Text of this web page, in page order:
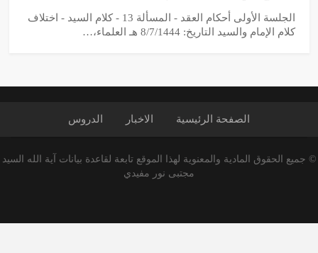
الجلسة الأولى أحكام العقد - المسألة 13 - كلام السيد - اختلاف
كلام الإمام والسيد التاريخ: 8/7/1444 هـ العلماء،…
الصفحة الرئیسیة الاخبار الدروس
© جميع الحقوق المادية والمعنوية لهذا الموقع تابعة لقاعدة بيانات آية الله السيد
مجتبى نور مفيدي